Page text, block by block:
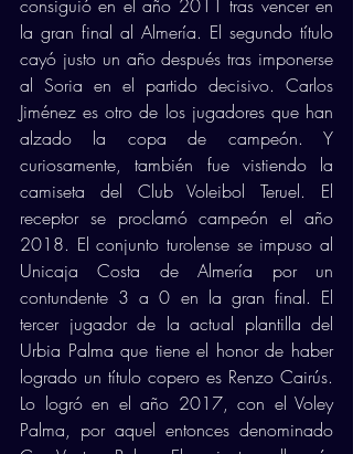
consiguió en el año 2011 tras vencer en
la gran final al Almería. El segundo título
cayó justo un año después tras imponerse
al Soria en el partido decisivo. Carlos
Jiménez es otro de los jugadores que han
alzado la copa de campeón. Y
curiosamente, también fue vistiendo la
camiseta del Club Voleibol Teruel. El
receptor se proclamó campeón el año
2018. El conjunto turolense se impuso al
Unicaja Costa de Almería por un
contundente 3 a 0 en la gran final. El
tercer jugador de la actual plantilla del
Urbia Palma que tiene el honor de haber
logrado un título copero es Renzo Cairús.
Lo logró en el año 2017, con el Voley
Palma, por aquel entonces denominado